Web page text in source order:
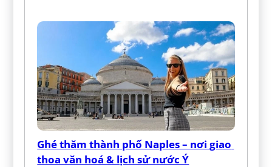
Ghé thăm thành phố Naples – nơi giao
thoa văn hoá & lịch sử nước Ý